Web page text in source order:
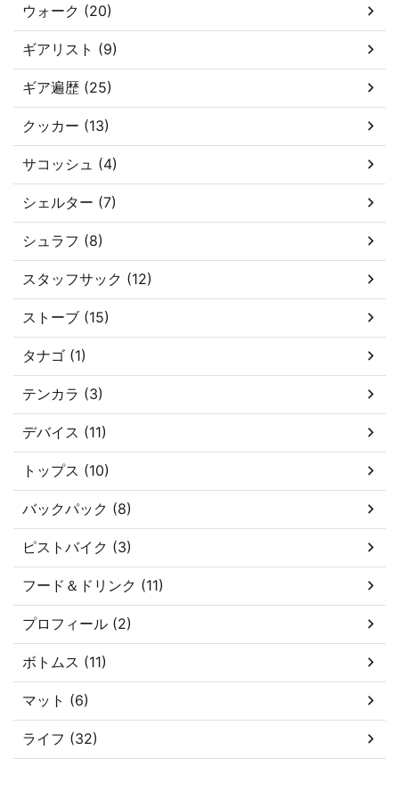
ウォーク (20)
ギアリスト (9)
ギア遍歴 (25)
クッカー (13)
サコッシュ (4)
シェルター (7)
シュラフ (8)
スタッフサック (12)
ストーブ (15)
タナゴ (1)
テンカラ (3)
デバイス (11)
トップス (10)
バックパック (8)
ピストバイク (3)
フード＆ドリンク (11)
プロフィール (2)
ボトムス (11)
マット (6)
ライフ (32)